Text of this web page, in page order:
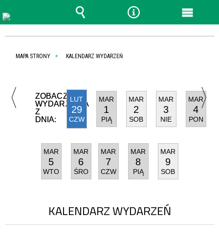
MAPA STRONY KALENDARZ WYDARZEŃ
ZOBACZ
WYDARZENIA
Z
DNIA:
LUT
29
CZW
MAR
1
PIĄ
MAR
2
SOB
MAR
3
NIE
MAR
4
PON
MAR
5
WTO
MAR
6
ŚRO
MAR
7
CZW
MAR
8
PIĄ
MAR
9
SOB
KALENDARZ WYDARZEŃ
WyszukiwarkaNarzędziaMenu